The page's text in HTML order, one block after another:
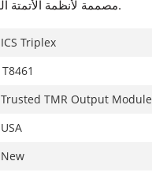
24 Vdc مصممة لأنظمة الأتمتة الصناعية.
ICS Triplex
T8461
Trusted TMR Output Module
USA
New